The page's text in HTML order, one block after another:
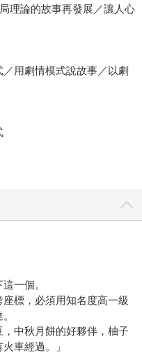
理論的故事再發展／讓人心
用劇情模式說故事／以劇
一個。
標，必須用知名度高一級
，中秋月餅的好夥伴，柚子
車經過。」